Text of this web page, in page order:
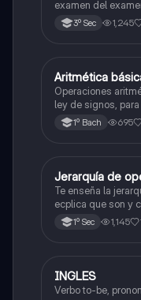
examen del
valle de México
3º Sec 1,245
Matemáticas
Aritmética
Operaciones
ley de signos,
admisión a la
1º Bach 695
Matemáticas
Jerarquía de
Te enseña la
ecplica que son y
1º Sec 1,145
Inglés
INGLES
Verbo to-be,